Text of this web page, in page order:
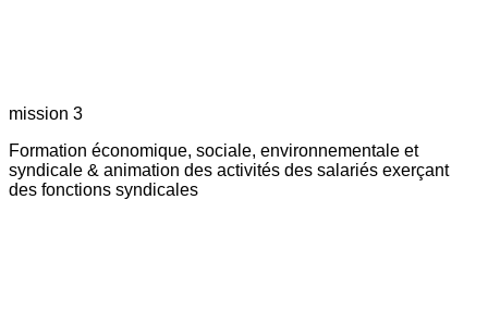
mission 3
Formation économique, sociale, environnementale et
syndicale & animation des activités des salariés exerçant
des fonctions syndicales